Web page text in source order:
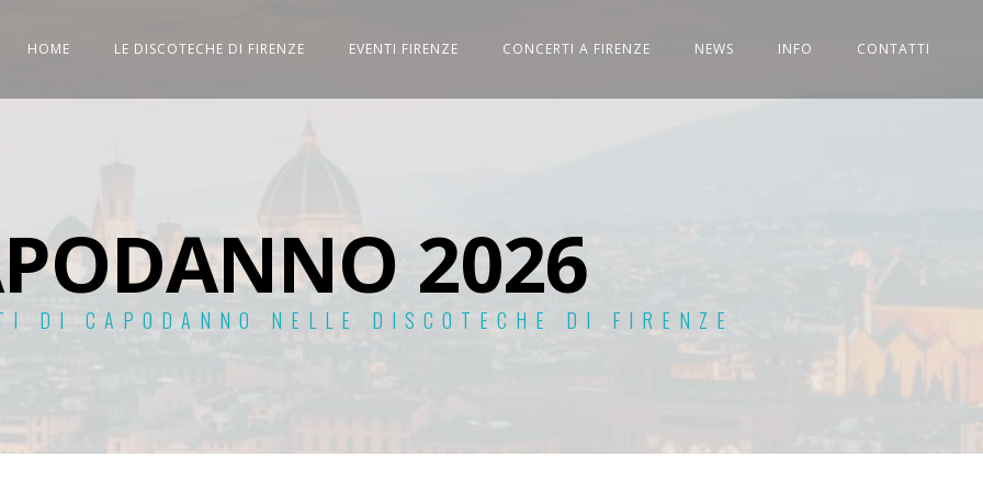
HOME LE DISCOTECHE DI FIRENZE EVENTI FIRENZE CONCERTI A FIRENZE NEWS INFO CONTATTI
2026
DI CAPODANNO NELLE DISCOTECHE DI FIRENZE